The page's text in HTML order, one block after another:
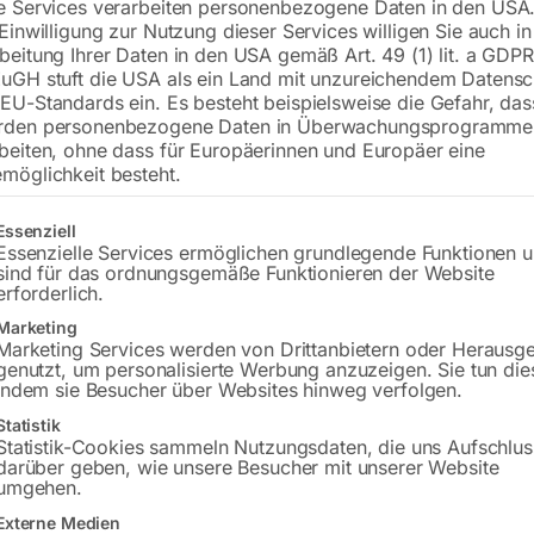
Versandkosten Standard (Österreich):€
Bitte beachten Sie: Die Versandkosten
In den
Sie haben
Anfrageformular
Beschreibung Produktsicherheit
Services verarbeiten personenbezogene Daten in den
zur Nutzung dieser Services willigen Sie auch
Ihrer Daten in den USA gemäß Art. 49 (1) lit. a
stuft die USA als ein Land mit unzureichendem
Standards ein. Es besteht beispielsweise die Gefahr,
personenbezogene Daten in
ohne dass für Europäerinnen und Europäer eine
besteht.
eine Liste der Service-Gruppen, für die eine Einwilligung erteilt
Services ermöglichen grundlegende Funktionen
für das ordnungsgemäße Funktionieren der Website
Services werden von Drittanbietern oder
um personalisierte Werbung anzuzeigen. Sie tun
sie Besucher über Websites hinweg verfolgen.
Cookies sammeln Nutzungsdaten, die uns
geben, wie unsere Besucher mit unserer Website
Medien